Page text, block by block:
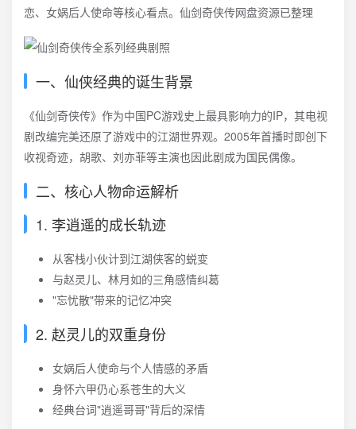
恋、女娲后人使命等核心看点。仙剑奇侠传网盘资源已整理
一、仙侠经典的诞生背景
《仙剑奇侠传》作为中国PC游戏史上最具影响力的IP，其电视
剧改编完美还原了游戏中的江湖世界观。2005年首播时即创下
收视奇迹，胡歌、刘亦菲等主演也因此剧成为国民偶像。
二、核心人物命运解析
1. 李逍遥的成长轨迹
从客栈小伙计到江湖侠客的蜕变
与赵灵儿、林月如的三角感情纠葛
"忘忧散"带来的记忆冲突
2. 赵灵儿的双重身份
女娲后人使命与个人情感的矛盾
身怀六甲仍心系苍生的大义
经典台词"逍遥哥哥"背后的深情